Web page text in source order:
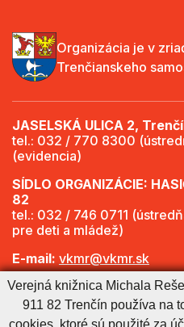
Organizácia je v
Trenčianskeho
JASELSKÁ ULICA 2,
tel.: 032 / 770 8300
(evidencia)
SÍDLO ORGANIZÁCIE:
82
tel.: 032 / 746 0711
pre deti a mládež)
E-mail: vkmr@vkmr.sk
Web: http://www.vkmr.sk
Viac informácií - Otváracie
Verejná knižnica Michala
911 82 Trenčín používa na
cookies, ktoré sú použité za